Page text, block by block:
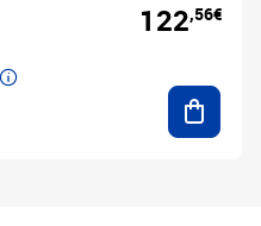
122,56€